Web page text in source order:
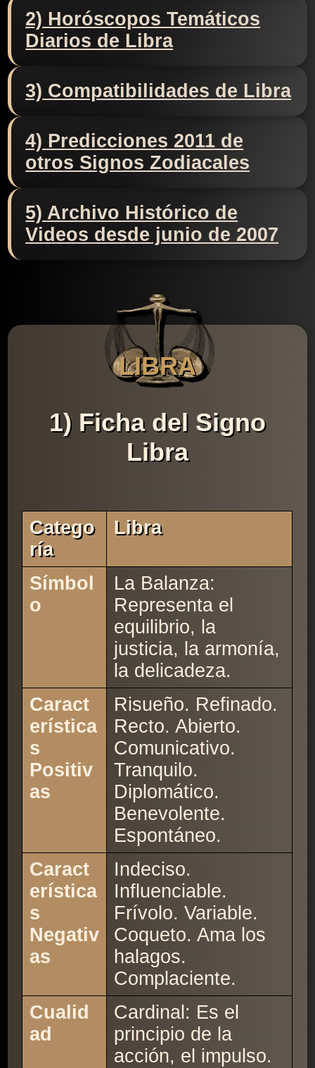
2) Horóscopos Temáticos
Diarios de Libra
3) Compatibilidades de Libra
4) Predicciones 2011 de
otros Signos Zodiacales
5) Archivo Histórico de
Videos desde junio de 2007
LIBRA
1) Ficha del Signo
Libra
Catego
Ría
Libra
Símbol
o
La Balanza:
Representa el
equilibrio, la
justicia, la armonía,
la delicadeza.
Caract
erística
s
Positiv
as
Risueño. Refinado.
Recto. Abierto.
Comunicativo.
Tranquilo.
Diplomático.
Benevolente.
Espontáneo.
Caract
erística
s
Negativ
as
Indeciso.
Influenciable.
Frívolo. Variable.
Coqueto. Ama los
halagos.
Complaciente.
Cualid
ad
Cardinal: Es el
principio de la
acción, el impulso.